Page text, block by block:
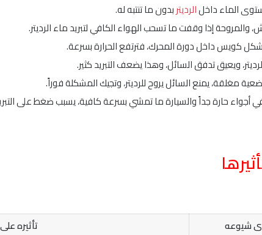
الماء داخلالرديتربدون ما تنتبه له.
إذا وقفت ما تسحب الهواء الكافي لتبريد ماء الرديتر.
كويس داخل دورة المحرك، فترتفع الحرارة بسرعة.
ويعيق تدفق السائل، وهذا يضعف التبريد كثير.
مغلقة، يمنع السائل يروح للرديتر، وتجيك المشكلة فوراً.
حارة جداً والسيارة ما تمشي بسرعة كافية، يسبب ضغط على
شيوعه
تأثيره